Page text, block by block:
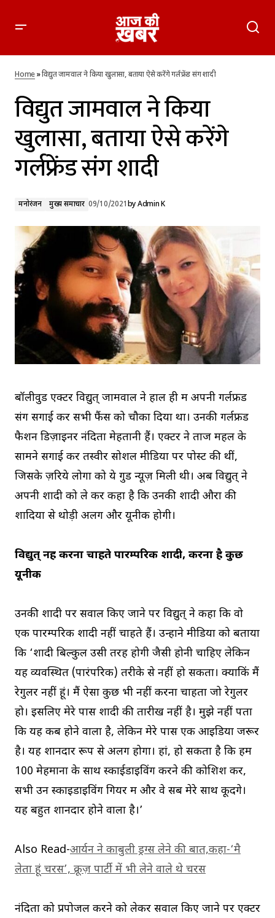
विद्युत जामवाल ने किया खुलासा, बताया ऐसे करेंगे गर्लफ्रेंड संग शादी
Home»विद्युत जामवाल ने किया खुलासा, बताया ऐसे करेंगे गर्लफ्रेंड संग शादी
विद्युत जामवाल ने किया
खुलासा, बताया ऐसे करेंगे
गर्लफ्रेंड संग शादी
मनोरंजन मुख्य समाचार 09/10/2021byAdmin K
बॉलीवुड एक्टर विद्युत् जामवाल ने हाल ही में अपनी गर्लफ्रेंड
संग सगाई कर सभी फैंस को चौका दिया था। उनकी गर्लफ्रेंड
फैशन डिज़ाइनर नंदिता मेहतानी हैं। एक्टर ने ताज महल के
सामने सगाई कर तस्वीरें सोशल मीडिया पर पोस्ट की थीं,
जिसके ज़रिये लोगों को ये गुड न्यूज़ मिली थी। अब विद्युत् ने
अपनी शादी को ले कर कहा है कि उनकी शादी औरों की
शादियों से थोड़ी अलग और यूनीक होगी।
विद्युत् नहीं करना चाहते पारम्परिक शादी, करना है कुछ
यूनीक
उनकी शादी पर सवाल किए जाने पर विद्युत् ने कहा कि वो
एक पारम्परिक शादी नहीं चाहते हैं। उन्होंने मीडिया को बताया
कि ‘शादी बिल्कुल उसी तरह होगी जैसी होनी चाहिए लेकिन
यह व्यवस्थित (पारंपरिक) तरीके से नहीं हो सकता। क्योंकिं मैं
रेगुलर नहीं हूं। मैं ऐसा कुछ भी नहीं करना चाहता जो रेगुलर
हो। इसलिए मेरे पास शादी की तारीख नहीं है। मुझे नहीं पता
कि यह कब होने वाला है, लेकिन मेरे पास एक आइडिया जरूर
है। यह शानदार रूप से अलग होगा। हां, हो सकता है कि हम
100 मेहमानों के साथ स्काईडाइविंग करने की कोशिश करें,
सभी उन स्काइडाइविंग गियर में और वे सब मेरे साथ कूदेंगे।
यह बहुत शानदार होने वाला है।’
Also Read-आर्यन ने काबुली ड्रग्स लेने की बात,कहा-‘मै
लेता हूं चरस’, क्रूज़ पार्टी में भी लेने वाले थे चरस
नंदिता को प्रपोजल करने को लेकर सवाल किए जाने पर एक्टर